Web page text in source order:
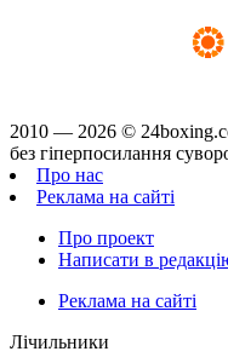
2010 — 2026 ©
без гіперпосилання
Про нас
Реклама на сайті
Про проект
Написати в
Реклама на сайті
Лічильники